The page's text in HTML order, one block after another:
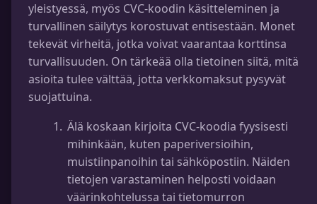
yleistyessä, myös CVC-koodin käsitteleminen ja
turvallinen säilytys korostuvat entisestään. Monet
tekevät virheitä, jotka voivat vaarantaa korttinsa
turvallisuuden. On tärkeää olla tietoinen siitä, mitä
asioita tulee välttää, jotta verkkomaksut pysyvät
suojattuina.
Älä koskaan kirjoita CVC-koodia fyysisesti
mihinkään, kuten paperiversioihin,
muistiinpanoihin tai sähköpostiin. Näiden
tietojen varastaminen helposti voidaan
väärinkohtelussa tai tietomurron